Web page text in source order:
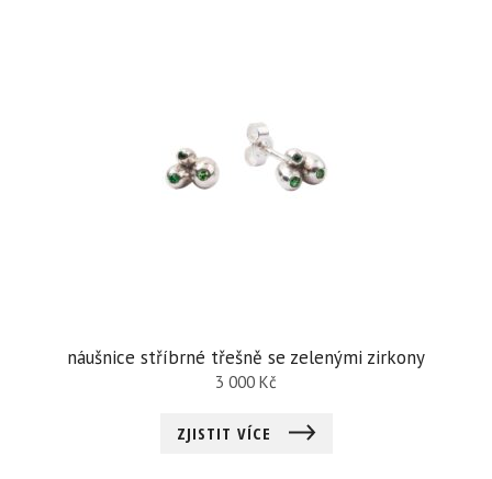
náušnice stříbrné třešně se zelenými zirkony
3 000 Kč
ZJISTIT VÍCE